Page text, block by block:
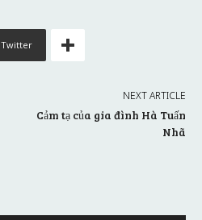
Twitter
NEXT ARTICLE
Cảm tạ của gia đình Hà Tuấn
Nhã